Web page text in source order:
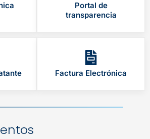
Portal de
transparencia
Factura Electrónica